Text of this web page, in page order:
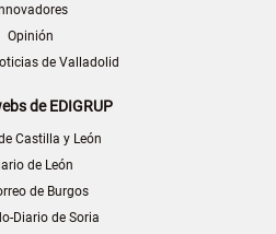
Opinión
de Valladolid
de EDIGRUP
Castilla y León
de León
de Burgos
Diario de Soria